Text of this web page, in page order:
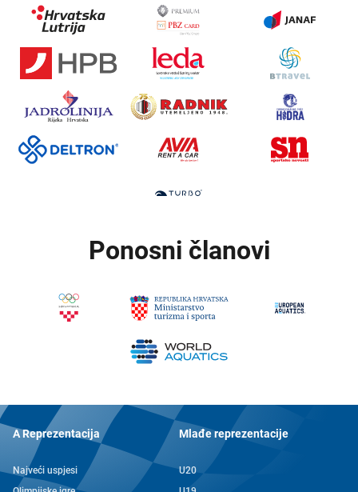
Ponosni članovi
A Reprezentacija
Najveći uspjesi
Mlađe reprezentacije
U20